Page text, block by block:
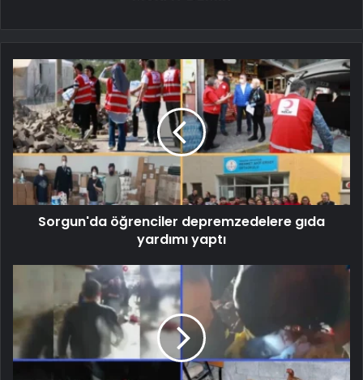
Sorgun'da öğrenciler depremzedelere gıda
yardımı yaptı